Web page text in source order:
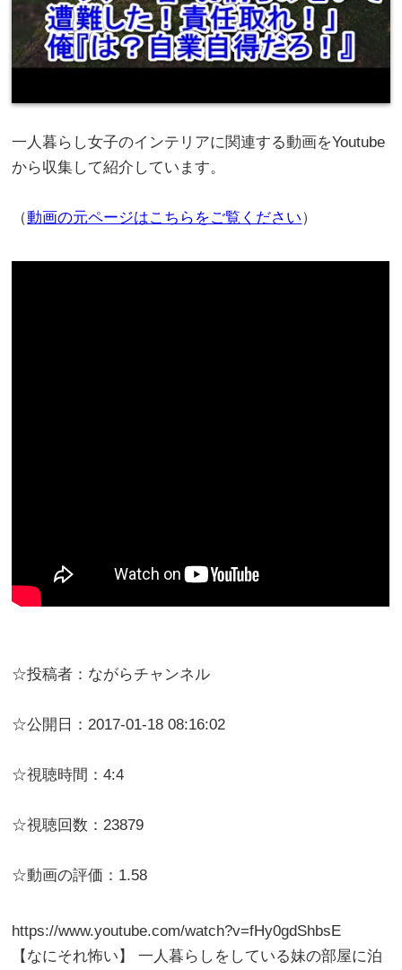
一人暮らし女子のインテリアに関連する動画をYoutube
から収集して紹介しています。
（動画の元ページはこちらをご覧ください）
☆投稿者：ながらチャンネル
☆公開日：2017-01-18 08:16:02
☆視聴時間：4:4
☆視聴回数：23879
☆動画の評価：1.58
https://www.youtube.com/watch?v=fHy0gdShbsE
【なにそれ怖い】 一人暮らしをしている妹の部屋に泊